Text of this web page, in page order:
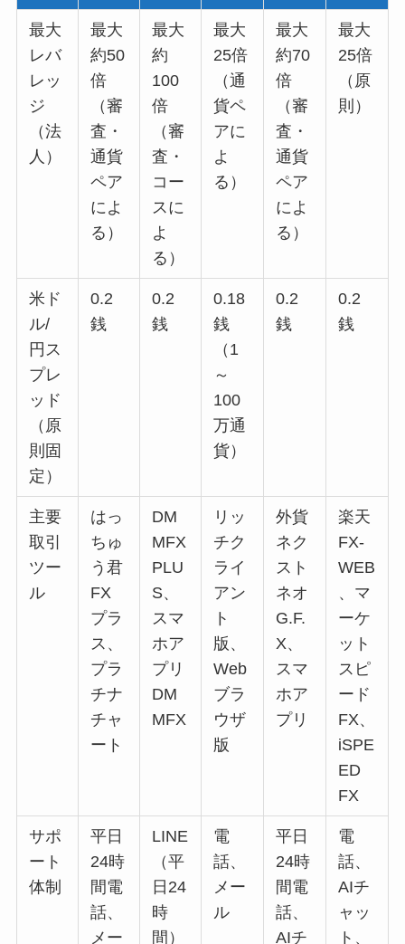
最大
レバ
レッ
ジ
（法
人）
最大
約50
倍
（審
査・
通貨
ペア
によ
る）
最大
約
100
倍
（審
査・
コー
スに
よ
る）
最大
25倍
（通
貨ペ
アに
よ
る）
最大
約70
倍
（審
査・
通貨
ペア
によ
る）
最大
25倍
（原
則）
米ド
ル/
円ス
プレ
ッド
（原
則固
定）
0.2
銭
0.2
銭
0.18
銭
（1
～
100
万通
貨）
0.2
銭
0.2
銭
主要
取引
ツー
ル
はっ
ちゅ
う君
FX
プラ
ス、
プラ
チナ
チャ
ート
DM
MFX
PLU
S、
スマ
ホア
プリ
DM
MFX
リッ
チク
ライ
アン
ト
版、
Web
ブラ
ウザ
版
外貨
ネク
スト
ネオ
G.F.
X、
スマ
ホア
プリ
楽天
FX-
WEB
、マ
ーケ
ット
スピ
ード
FX、
iSPE
ED
FX
サポ
ート
体制
平日
24時
間電
話、
メー
LINE
（平
日24
時
間）
電
話、
メー
ル
平日
24時
間電
話、
AIチ
電
話、
AIチ
ャッ
ト、